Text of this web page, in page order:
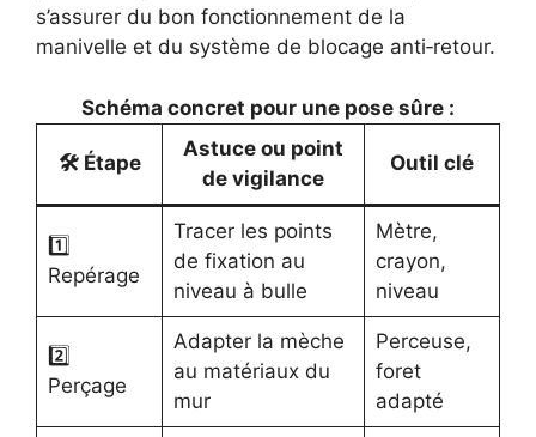
s’assurer du bon fonctionnement de la
manivelle et du système de blocage anti‐retour.
Schéma concret pour une pose sûre :
🛠️ Étape
Astuce ou point
de vigilance
Outil clé
1️⃣
Repérage
Tracer les points
de fixation au
niveau à bulle
Mètre,
crayon,
niveau
2️⃣
Perçage
Adapter la mèche
au matériaux du
mur
Perceuse,
foret
adapté